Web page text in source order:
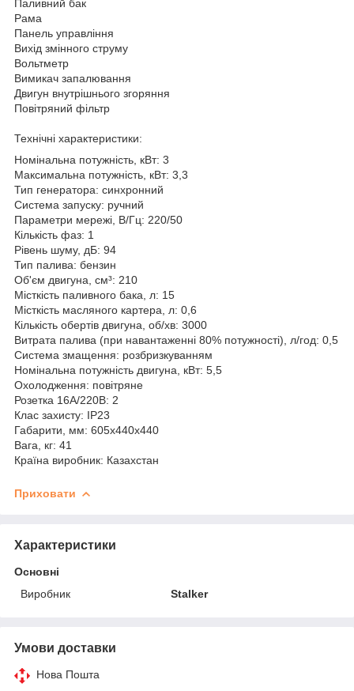
Паливний бак
Рама
Панель управління
Вихід змінного струму
Вольтметр
Вимикач запалювання
Двигун внутрішнього згоряння
Повітряний фільтр
Технічні характеристики:
Номінальна потужність, кВт: 3
Максимальна потужність, кВт: 3,3
Тип генератора: синхронний
Система запуску: ручний
Параметри мережі, В/Гц: 220/50
Кількість фаз: 1
Рівень шуму, дБ: 94
Тип палива: бензин
Об'єм двигуна, см³: 210
Місткість паливного бака, л: 15
Місткість масляного картера, л: 0,6
Кількість обертів двигуна, об/хв: 3000
Витрата палива (при навантаженні 80% потужності), л/год: 0,5
Система змащення: розбризкуванням
Номінальна потужність двигуна, кВт: 5,5
Охолодження: повітряне
Розетка 16А/220В: 2
Клас захисту: IP23
Габарити, мм: 605x440x440
Вага, кг: 41
Країна виробник: Казахстан
Приховати
Характеристики
Основні
Виробник
Stalker
Умови доставки
Нова Пошта